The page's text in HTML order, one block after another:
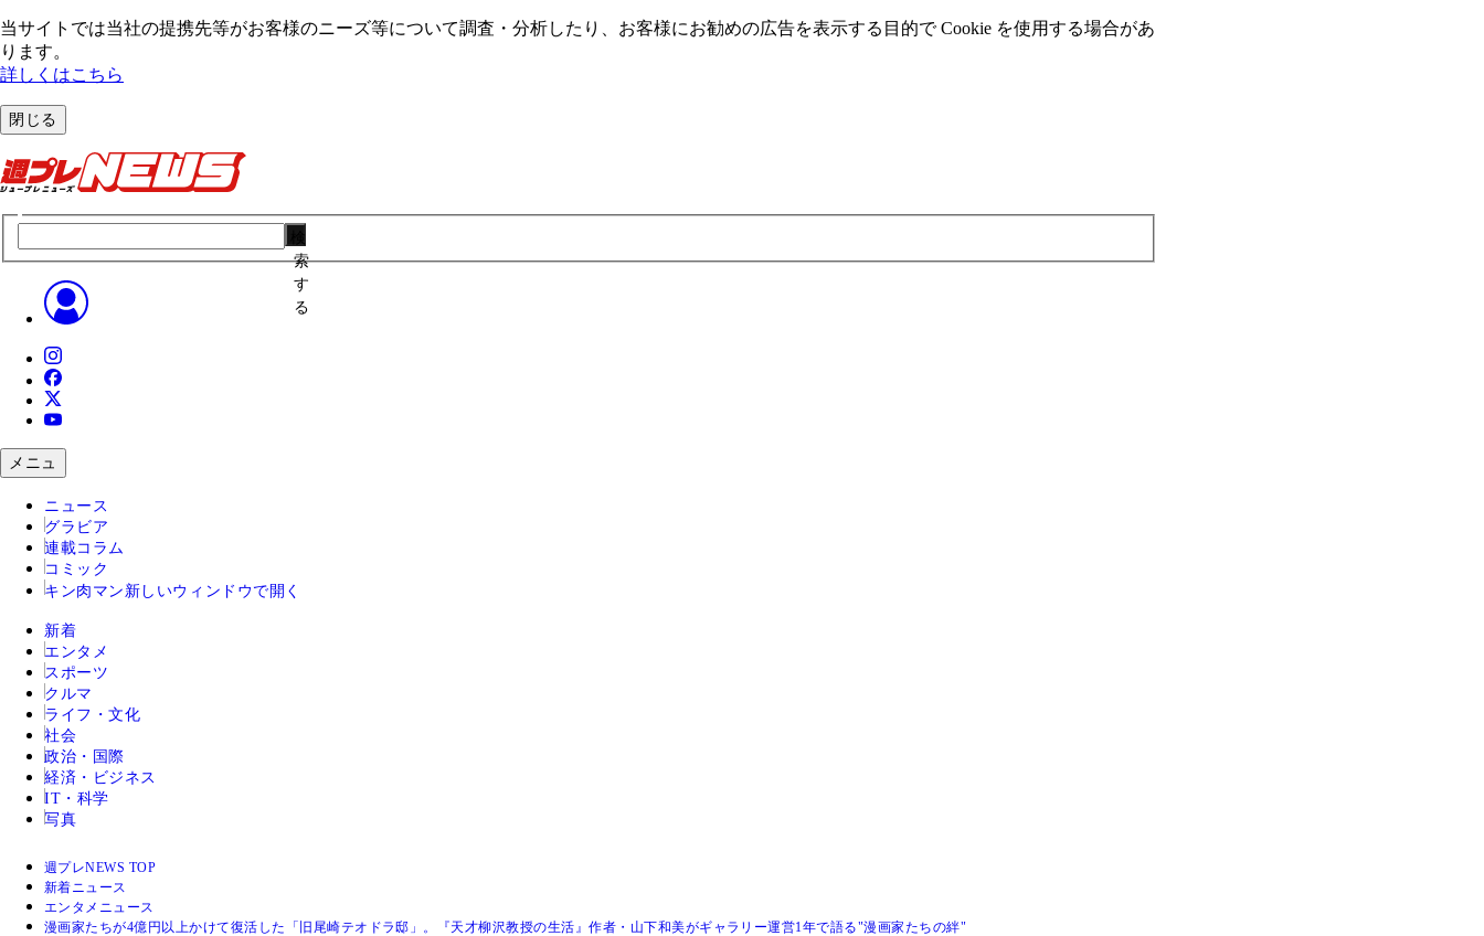
当サイトでは当社の提携先等がお客様のニーズ等について調査・分析したり、お客様にお勧めの広告を表⽰する⽬的で Cookie を使⽤する場合があ
ります。
詳しくはこちら
閉じる
索
す
る
メニュ
ニュース
グラビア
連載コラム
コミック
キン肉マン 新しいウィンドウで開く
新着
エンタメ
スポーツ
クルマ
ライフ・文化
社会
政治・国際
経済・ビジネス
IT・科学
写真
週プレNEWS TOP
新着ニュース
エンタメニュース
漫画家たちが4億円以上かけて復活した「旧尾崎テオドラ邸」。『天才柳沢教授の生活』作者・山下和美がギャラリー運営1年で語る"漫画家たちの絆"